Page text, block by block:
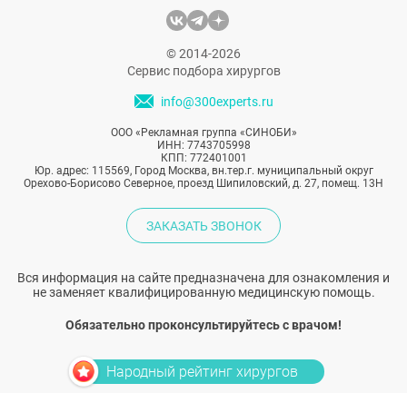
© 2014-2026
Сервис подбора хирургов
info@300experts.ru
ООО «Рекламная группа «СИНОБИ»
ИНН: 7743705998
КПП: 772401001
Юр. адрес: 115569, Город Москва, вн.тер.г. муниципальный округ
Орехово-Борисово Северное, проезд Шипиловский, д. 27, помещ. 13Н
ЗАКАЗАТЬ ЗВОНОК
Вся информация на сайте предназначена для ознакомления и
не заменяет квалифицированную медицинскую помощь.
Обязательно проконсультируйтесь с врачом!
Народный рейтинг хирургов